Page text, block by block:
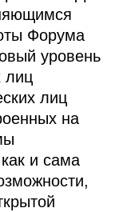
Форума
уровень
лиц
лиц
на
и сама